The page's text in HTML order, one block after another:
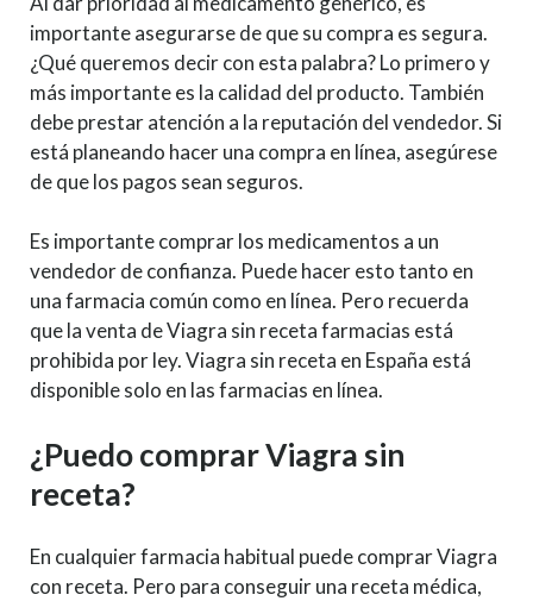
importante asegurarse de que su compra es segura.
¿Qué queremos decir con esta palabra? Lo primero y
más importante es la calidad del producto. También
debe prestar atención a la reputación del vendedor. Si
está planeando hacer una compra en línea, asegúrese
de que los pagos sean seguros.
Es importante comprar los medicamentos a un
vendedor de confianza. Puede hacer esto tanto en
una farmacia común como en línea. Pero recuerda
que la venta de Viagra sin receta farmacias está
prohibida por ley. Viagra sin receta en España está
disponible solo en las farmacias en línea.
¿Puedo comprar Viagra sin
receta?
En cualquier farmacia habitual puede comprar Viagra
con receta. Pero para conseguir una receta médica,